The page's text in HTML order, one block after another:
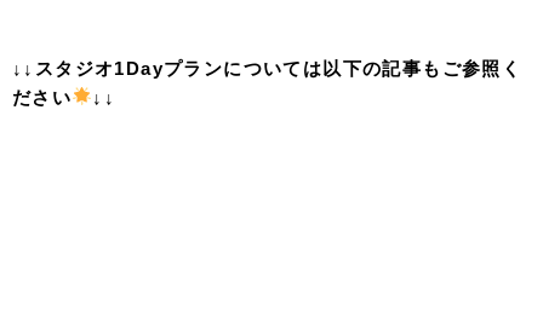
↓↓スタジオ1Dayプランについては以下の記事もご参照く
ださい
↓↓